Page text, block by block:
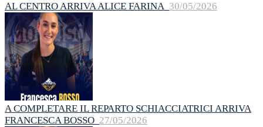
AL CENTRO ARRIVA ALICE FARINA 30/05/2026
A COMPLETARE IL REPARTO SCHIACCIATRICI ARRIVA
FRANCESCA BOSSO 27/05/2026